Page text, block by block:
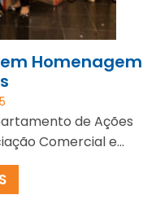
Homenagem
de Ações
Comercial e...